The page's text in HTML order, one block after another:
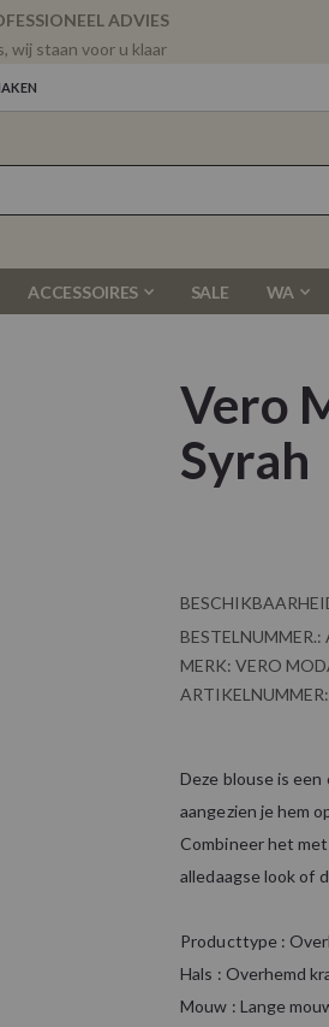
ADVIES
wij staan voor u klaar
ACCESSOIRES SALE WA
Vero
Syrah
BESTELNUMMER.:
MERK: VERO
ARTIKELNUMMER:
Deze blouse is
aangezien je hem
Combineer het
alledaagse look of
Producttype :
Hals : Overhemd
Mouw : Lange